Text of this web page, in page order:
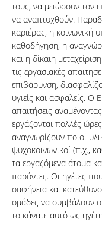
τους, να μειώσουν τον
να αναπτυχθούν.
καριέρας, η κοινωνική
καθοδήγηση, η
και η δίκαιη
τις εργασιακές
επιβάρυνση,
υγιείς και ασφαλείς. Ο
απαιτήσεις
εργάζονται πολλές
αναγνωρίζουν ποιοι
ψυχοκοινωνικοί (π.χ.,
τα εργαζόμενα άτομα
παρόντες. Οι ηγέτες
σαφήνεια και
ομάδες να συμβάλουν
το κάνατε αυτό ως